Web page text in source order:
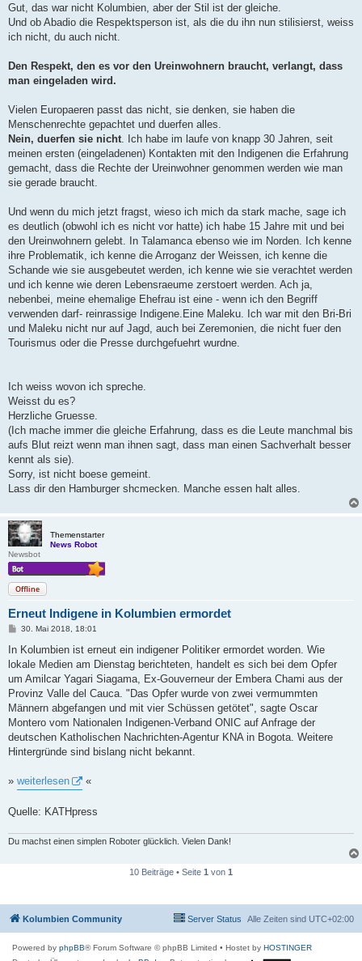
Gut, das war nicht Kolumbien, aber der Stil ist der gleiche.
Und ob Abadio die Respektsperson ist, als die du ihn nun stilisierst, weiss
ich nicht, du auch nicht.
Den Respekt, den es vor den Ureinwohnern braucht, verlangt, dass
man eingeladen wird.
Vielen Europaeren passt das nicht, sie denken, sie haben die
Menschenrechte gepachtet und duerfen alles.
Nein, duerfen sie nicht . Ich habe im laufe von knapp 30 Jahren, seit
meinen ersten (eingeladenen) Kontakten mit den Indigenen die Erfahrung
gemacht, dass die Rechte der Ureinwohner genommen werden wie man
sie gerade braucht.
Und wenn du mich jetzt fragst, wieso ich mich da stark mache, sage ich
es deutlich (obwohl ich es nicht vor hatte) ich habe 15 Jahre mit und bei
den Ureinwohnern gelebt. In Talamanca ebenso wie im Norden. Ich kenne
ihre Problematik, ich kenne die Arroganz der Weissen, ich kenne die
Schande wie sie ausgebeutet werden, ich kenne wie sie verachtet werden
und ich kenne wie deren Lebensraeume zerstoert werden. Ach ja,
nebenbei, meine ehemalige Ehefrau ist eine - wenn ich den Begriff
verwenden darf- reinrassige Indigene.Eine Maleku. Ich war mit den Bri-Bri
und Maleku nicht nur auf Jagd, auch bei Zeremonien, die nicht fuer den
Tourismus oder die Presse durchgefuehrt wurdne.
Ich weiss wovon ich spreche.
Weisst du es?
Herzliche Gruesse.
(Ich mache immer die gleiche Erfahrung, dass es die Leute manchmal bis
aufs Blut reizt wenn man ihnen sagt, dass man einen Sachverhalt besser
kennt als sie).
Sorry, ist nicht boese gemeint.
Lass dir den Hamburger shcmecken. Manche essen halt alles.
Themenstarter
News Robot
Newsbot
Offline
Erneut Indigene in Kolumbien ermordet
B
r
a
30. Mai 2018, 18:01
In Kolumbien ist erneut ein indigener Politiker ermordet worden. Wie
lokale Medien am Dienstag berichteten, handelt es sich bei dem Opfer
um Amilcar Yagari Siagama, Ex-Gouverneur der Embera Chami aus der
Provinz Valle del Cauca. "Das Opfer wurde von zwei vermummten
Männern abgefangen und mit vier Schüssen getötet", sagte Oscar
Montero vom Nationalen Indigenen-Verband ONIC auf Anfrage der
deutschen Katholischen Nachrichten-Agentur KNA in Bogota. Weitere
Hintergründe sind bislang nicht bekannt.
» weiterlesen «
Quelle: KATHpress
Du machst einen simplen Roboter glücklich. Vielen Dank!
10 Beiträge • Seite 1 von 1
Kolumbien Community Alle Zeiten sind UTC+02:00
Server Status
Powered by phpBB® Forum Software © phpBB Limited • Hostet by HOSTINGER